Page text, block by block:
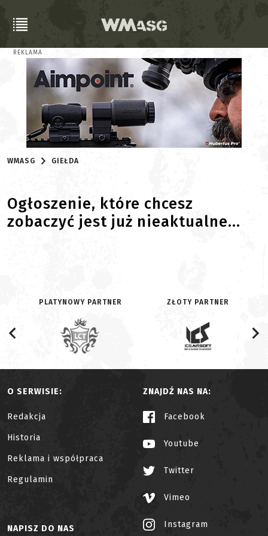
REKLAMA
WMASG GIEŁDA
Ogłoszenie, które chcesz
zobaczyć jest już nieaktualne...
PLATYNOWY PARTNER ZŁOTY PARTNER
O SERWISIE:
Redakcja
Historia
Reklama i współpraca
Regulamin
ZNAJDŹ NAS NA:
Facebook
Youtube
Twitter
Vimeo
Instagram
NAPISZ DO NAS